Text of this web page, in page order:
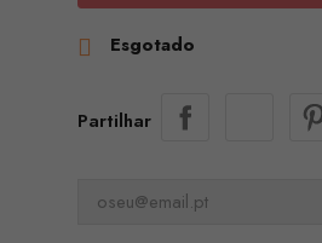
 Esgotado
Partilhar